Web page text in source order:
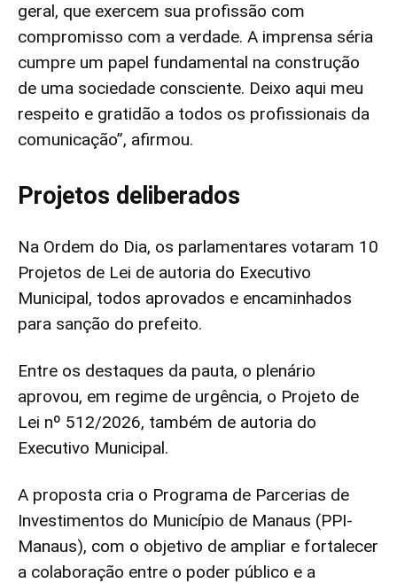
geral, que exercem sua profissão com
compromisso com a verdade. A imprensa séria
cumpre um papel fundamental na construção
de uma sociedade consciente. Deixo aqui meu
respeito e gratidão a todos os profissionais da
comunicação”, afirmou.
Projetos deliberados
Na Ordem do Dia, os parlamentares votaram 10
Projetos de Lei de autoria do Executivo
Municipal, todos aprovados e encaminhados
para sanção do prefeito.
Entre os destaques da pauta, o plenário
aprovou, em regime de urgência, o Projeto de
Lei nº 512/2026, também de autoria do
Executivo Municipal.
A proposta cria o Programa de Parcerias de
Investimentos do Município de Manaus (PPI-
Manaus), com o objetivo de ampliar e fortalecer
a colaboração entre o poder público e a